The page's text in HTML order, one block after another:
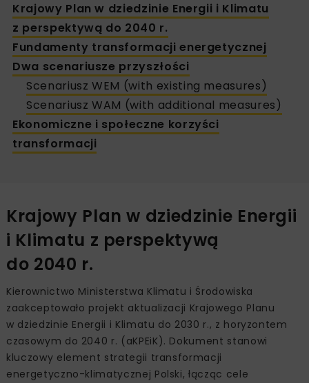
Krajowy Plan w dziedzinie Energii i Klimatu
z perspektywą do 2040 r.
Fundamenty transformacji energetycznej
Dwa scenariusze przyszłości
Scenariusz WEM (with existing measures)
Scenariusz WAM (with additional measures)
Ekonomiczne i społeczne korzyści
transformacji
Krajowy Plan w dziedzinie Energii
i Klimatu z perspektywą
do 2040 r.
Kierownictwo Ministerstwa Klimatu i Środowiska
zaakceptowało projekt aktualizacji Krajowego Planu
w dziedzinie Energii i Klimatu do 2030 r., z horyzontem
czasowym do 2040 r. (aKPEiK). Dokument stanowi
kluczowy element strategii transformacji
energetyczno-klimatycznej Polski, łącząc cele